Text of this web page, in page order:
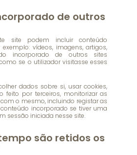
de outros
site podem incluir conteúdo
vídeos, imagens, artigos,
incorporado de outros sites
se o utilizador visitasse esses
dados sobre si, usar cookies,
feito por terceiros, monitorizar as
o mesmo, incluindo registar as
incorporado se tiver uma
sessão iniciada nesse site.
são retidos os